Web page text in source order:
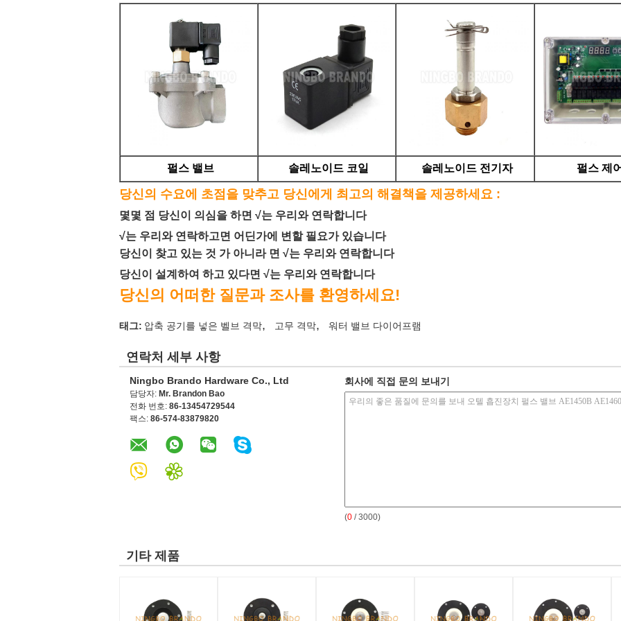
펄스 밸브 솔레노이드 코일 솔레노이드 전기자 펄스 제
당신의 수요에 초점을 맞추고 당신에게 최고의 해결책을 제공하세요 :
몇몇 점 당신이 의심을 하면 √는 우리와 연락합니다
√는 우리와 연락하고면 어딘가에 변할 필요가 있습니다
당신이 찾고 있는 것 가 아니라 면 √는 우리와 연락합니다
당신이 설계하여 하고 있다면 √는 우리와 연락합니다
당신의 어떠한 질문과 조사를 환영하세요!
태그: 압축 공기를 넣은 벨브 격막, 고무 격막, 워터 밸브 다이어프램
연락처 세부 사항
Ningbo Brando Hardware Co., Ltd
담당자: Mr. Brandon Bao
전화 번호: 86-13454729544
팩스: 86-574-83879820
회사에 직접 문의 보내기
(0 / 3000)
기타 제품